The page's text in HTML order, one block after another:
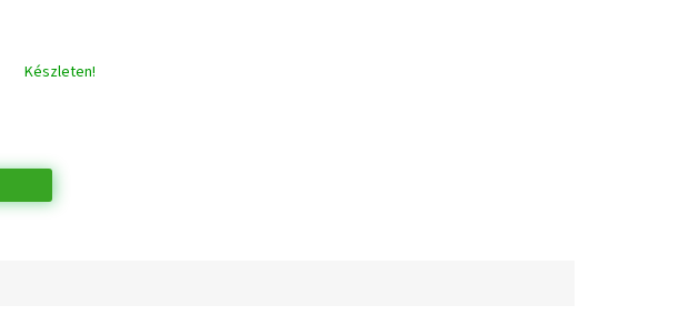
Készleten!